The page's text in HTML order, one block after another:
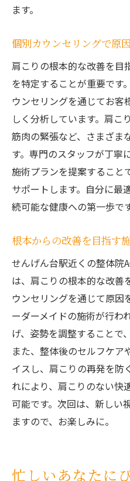
ます。
個別カウンセリングで原
肩こりの根本的な改善を目
を特定することが重要です
ウンセリングを通じてお客
しく分析しています。肩こ
筋肉の緊張など、さまざま
す。専門のスタッフが丁寧
施術プランを提案すること
サポートします。自分に最
続可能な健康への第一歩です
根本からの改善を目指す
せんげん台駅近くの整体院
は、肩こりの根本的な改善
ウンセリングを通じて原因
ーダーメイドの施術が行わ
げ、姿勢を調整することで
また、整体後のセルフケア
イスし、肩こりの再発を防
れにより、肩こりのない快
可能です。次回は、新しい
ますので、お楽しみに。
忙しいあなたに